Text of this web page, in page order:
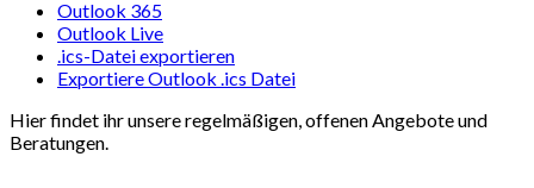
Outlook 365
Outlook Live
.ics-Datei exportieren
Exportiere Outlook .ics Datei
Hier findet ihr unsere regelmäßigen, offenen Angebote und
Beratungen.